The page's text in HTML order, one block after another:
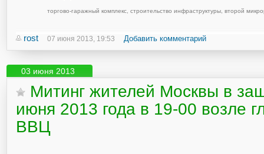
торгово-гаражный комплекс, строительство инфраструктуры, второй
rost 07 июня 2013, 19:53 Добавить комментарий
03 июня 2013
Митинг жителей Москвы в
июня 2013 года в 19-00 возле
ВВЦ